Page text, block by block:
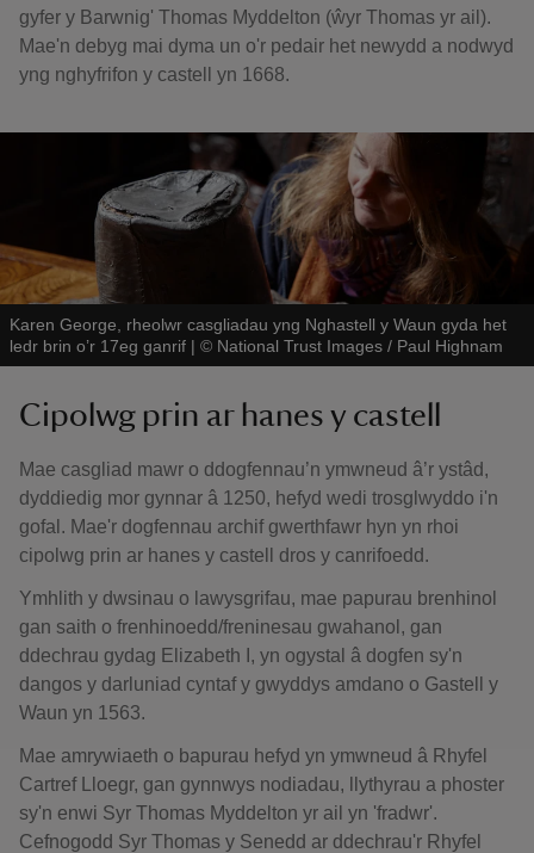
gyfer y Barwnig' Thomas Myddelton (ŵyr Thomas yr ail).
Mae'n debyg mai dyma un o'r pedair het newydd a nodwyd
yng nghyfrifon y castell yn 1668.
Karen George, rheolwr casgliadau yng Nghastell y Waun gyda het
ledr brin o’r 17eg ganrif | © National Trust Images / Paul Highnam
Cipolwg prin ar hanes y castell
Mae casgliad mawr o ddogfennau’n ymwneud â’r ystâd,
dyddiedig mor gynnar â 1250, hefyd wedi trosglwyddo i'n
gofal. Mae'r dogfennau archif gwerthfawr hyn yn rhoi
cipolwg prin ar hanes y castell dros y canrifoedd.
Ymhlith y dwsinau o lawysgrifau, mae papurau brenhinol
gan saith o frenhinoedd/freninesau gwahanol, gan
ddechrau gydag Elizabeth I, yn ogystal â dogfen sy'n
dangos y darluniad cyntaf y gwyddys amdano o Gastell y
Waun yn 1563.
Mae amrywiaeth o bapurau hefyd yn ymwneud â Rhyfel
Cartref Lloegr, gan gynnwys nodiadau, llythyrau a phoster
sy'n enwi Syr Thomas Myddelton yr ail yn 'fradwr'.
Cefnogodd Syr Thomas y Senedd ar ddechrau'r Rhyfel